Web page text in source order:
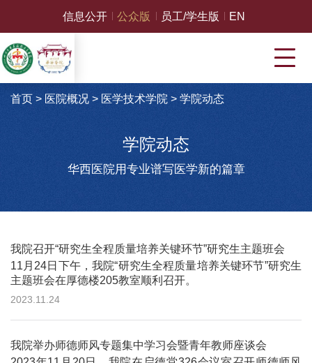
信息公开 公众版 员工/学生版 EN
首页 > 医院概况> 医学技术学院> 学院动态
学院动态
华西医院用专业谱写医学新的篇章
我院召开“研究生全程质量培养关键环节”研究生主题班会
11月24日下午，我院“研究生全程质量培养关键环节”研究生
主题班会在厚德楼205教室顺利召开。
2023.11.24
我院举办师德师风专题集中学习会暨青年教师座谈会